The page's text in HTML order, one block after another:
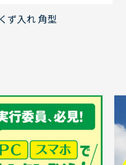
くず入れ 角型